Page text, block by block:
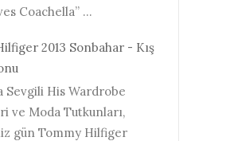
Coachella” ...
2013 Sonbahar - Kış
Sevgili His Wardrobe
ve Moda Tutkunları,
gün Tommy Hilfiger